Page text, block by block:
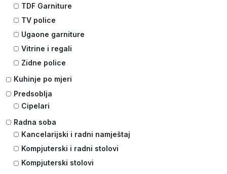
TDF Garniture
TV police
Ugaone garniture
Vitrine i regali
Zidne police
Kuhinje po mjeri
Predsoblja
Cipelari
Radna soba
Kancelarijski i radni namještaj
Kompjuterski i radni stolovi
Kompjuterski stolovi